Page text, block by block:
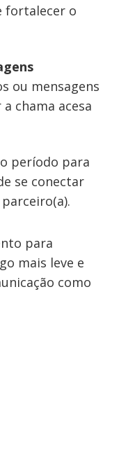
fortalecer o
ou mensagens
chama acesa
período para
se conectar
para
mais leve e
como